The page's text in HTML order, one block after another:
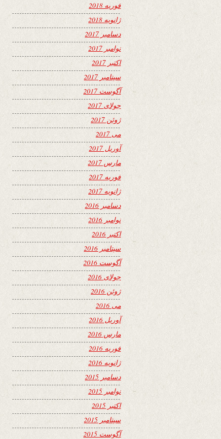
فوریه 2018
ژانویه 2018
دسامبر 2017
نوامبر 2017
اکتبر 2017
سپتامبر 2017
آگوست 2017
جولای 2017
ژوئن 2017
می 2017
آوریل 2017
مارس 2017
فوریه 2017
ژانویه 2017
دسامبر 2016
نوامبر 2016
اکتبر 2016
سپتامبر 2016
آگوست 2016
جولای 2016
ژوئن 2016
می 2016
آوریل 2016
مارس 2016
فوریه 2016
ژانویه 2016
دسامبر 2015
نوامبر 2015
اکتبر 2015
سپتامبر 2015
آگوست 2015